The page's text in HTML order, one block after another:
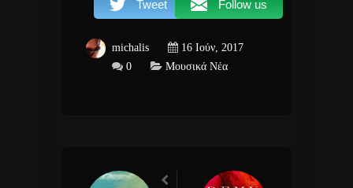
Tweet Follow us
michalis
16 Ιούν, 2017
0
Μουσικά Νέα